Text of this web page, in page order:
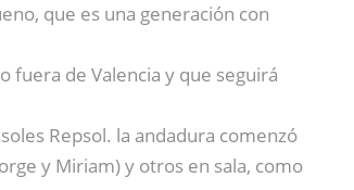
que es una generación con
fuera de Valencia y que seguirá
Repsol. la andadura comenzó
y Miriam) y otros en sala, como